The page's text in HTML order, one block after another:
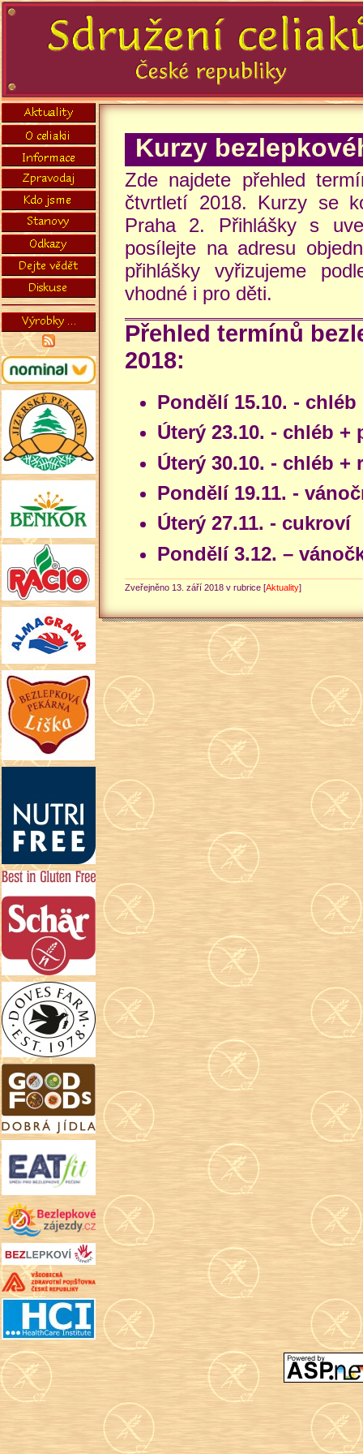
Kurzy
Zde najdete přehled
čtvrtletí 2018. Kurzy se
Praha 2. Přihlášky s
posílejte na adresu
přihlášky vyřizujeme
vhodné i pro děti.
Přehled termínů
2018:
Pondělí 15.10. - chléb
Úterý 23.10. - chléb +
Úterý 30.10. - chléb +
Pondělí 19.11. -
Úterý 27.11. - cukroví
Pondělí 3.12. –
Zveřejněno 13. září 2018 v rubrice [Aktuality]